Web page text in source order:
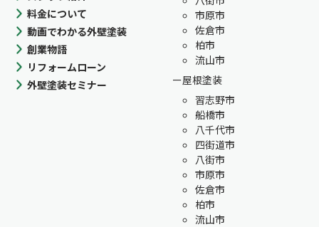
料金について
動画でわかる外壁塗装
創業物語
リフォームローン
外壁塗装セミナー
市原市
佐倉市
柏市
流山市
屋根塗装
習志野市
船橋市
八千代市
四街道市
八街市
市原市
佐倉市
柏市
流山市